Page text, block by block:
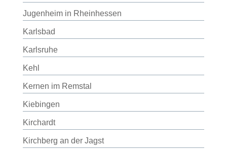
Jugenheim in Rheinhessen
Karlsbad
Karlsruhe
Kehl
Kernen im Remstal
Kiebingen
Kirchardt
Kirchberg an der Jagst